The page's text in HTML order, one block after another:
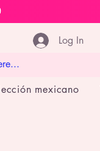
Log In
mexicano